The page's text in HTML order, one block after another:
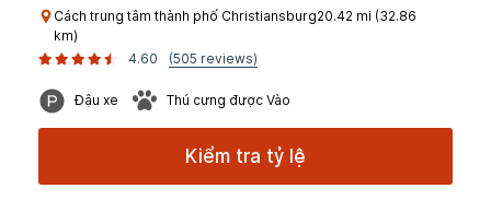
Cách trung tâm thành phố Christiansburg20.42 mi (32.86
km)
4.60
(505 reviews)
Đậu xe Thú cưng được Vào
Kiểm tra tỷ lệ